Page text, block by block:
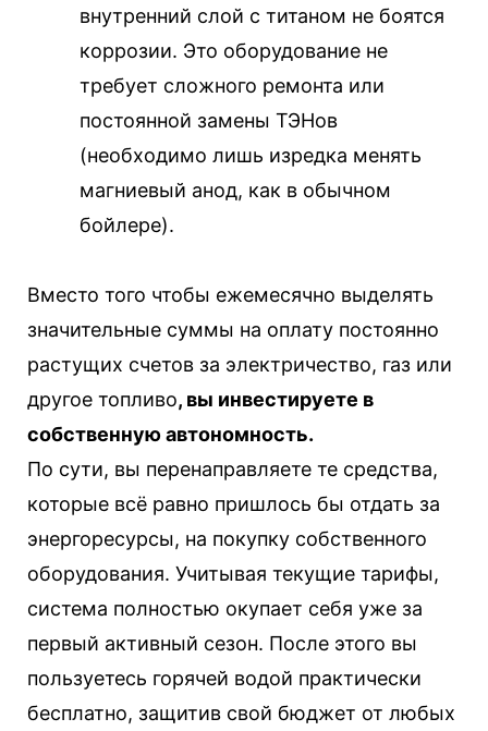
внутренний слой с титаном не боятся
коррозии. Это оборудование не
требует сложного ремонта или
постоянной замены ТЭНов
(необходимо лишь изредка менять
магниевый анод, как в обычном
бойлере).
Вместо того чтобы ежемесячно выделять
значительные суммы на оплату постоянно
растущих счетов за электричество, газ или
другое топливо, вы инвестируете в
собственную автономность.
По сути, вы перенаправляете те средства,
которые всё равно пришлось бы отдать за
энергоресурсы, на покупку собственного
оборудования. Учитывая текущие тарифы,
система полностью окупает себя уже за
первый активный сезон. После этого вы
пользуетесь горячей водой практически
бесплатно, защитив свой бюджет от любых